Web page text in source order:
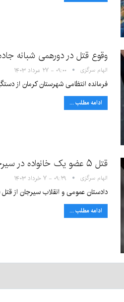
وقوع قتل در دورهمی شبانه
الهام سرگزی ۰۹:۰۰ - ۲۷ مرداد ۱۴۰۳
فرمانده انتظامی شهرستان کرمان از
ادامه مطلب ...
قتل ۵ عضو یک خانواده در سیرجان
الهام سرگزی ۰۹:۲۹ - ۷ خرداد ۱۴۰۳
دادستان عمومی و انقلاب سیرجان از قتل ۵ نفر از اعضای یک خانواده در سیرجان خبر داد.
ادامه مطلب ...